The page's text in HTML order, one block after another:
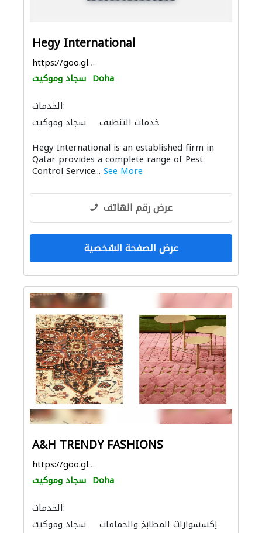
Hegy International
https://goo.gl/maps/p7oWCFuTjcY2BUZ38
سجاد وموكيت Doha
الخدمات:
سجاد وموكيت
خدمات التنظيف
Hegy International is an established firm in
Qatar provides a complete range of Pest
Control Service... See More
عرض رقم الهاتف
عرض الصفحة الشخصية
A&H TRENDY FASHIONS
https://goo.gl/maps/U8XxAp4ozFqEsFa4A
سجاد وموكيت Doha
الخدمات:
سجاد وموكيت
إكسسوارات المطابخ والحمامات